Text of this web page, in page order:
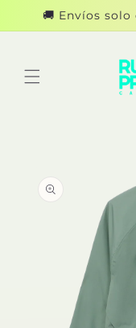
directamente
al contenido
🚚 Envíos
información
del producto